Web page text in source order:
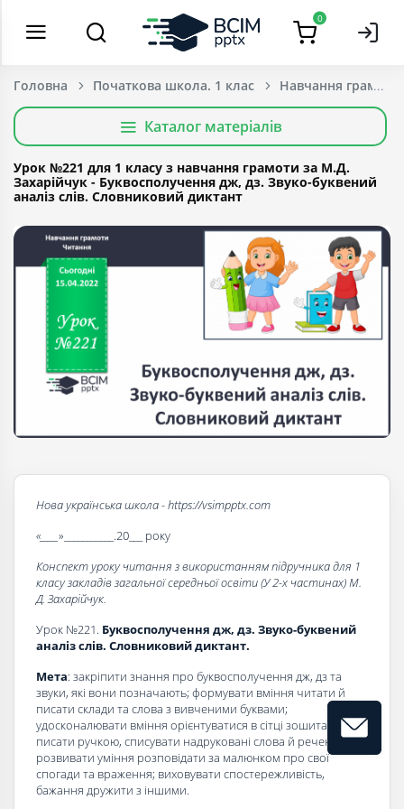
0
Головна Початкова школа. 1 клас Навчання грамоти
Каталог матеріалів
Урок №221 для 1 класу з навчання грамоти за М.Д.
Захарійчук - Буквосполучення дж, дз. Звуко-буквений
аналіз слів. Словниковий диктант
Нова українська школа - https://vsimpptx.com
«____ »___________.20___ року
Конспект уроку читання з використанням підручника для 1
класу закладів загальної середньої освіти (У 2-х частинах) М.
Д. Захарійчук.
Урок №221. Буквосполучення дж, дз. Звуко-буквений
аналіз слів. Словниковий диктант.
Мета: закріпити знання про буквосполучення дж, дз та
звуки, які вони позначають; формувати вміння читати й
писати склади та слова з вивченими буквами;
удосконалювати вміння орієнтуватися в сітці зошита,
писати ручкою, списувати надруковані слова й речення;
розвивати уміння розповідати за малюнком про свої
спогади та враження; виховувати спостережливість,
бажання дружити з іншими.